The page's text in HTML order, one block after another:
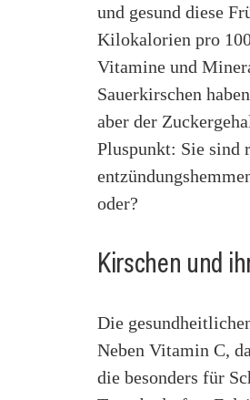
und gesund diese
Kilokalorien pro
Vitamine und
Sauerkirschen
aber der
Pluspunkt: Sie sind
oder?
Kirschen und
Die
Neben Vitamin C,
die besonders für